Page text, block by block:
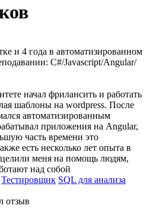
и 4 года в автоматизированном
C#/Javascript/Angular/
начал фрилансить и работать
шаблоны на wordpress. После
автоматизированным
приложения на Angular,
часть времени это
есть несколько лет опыта в
меня на помощь людям,
над собой
Тестировщик SQL для анализа
отзыв